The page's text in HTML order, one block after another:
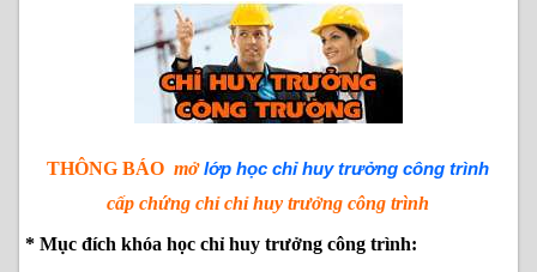
THÔNG BÁOmởlớp học chỉ huy trưởng công trình
cấp chứng chỉ chỉ huy trưởng công trình
* Mục đích khóa học chỉ huy trưởng công trình: